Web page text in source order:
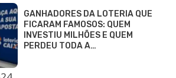
GANHADORES DA LOTERIA QUE
FICARAM FAMOSOS: QUEM
INVESTIU MILHÕES E QUEM
PERDEU TODA A…